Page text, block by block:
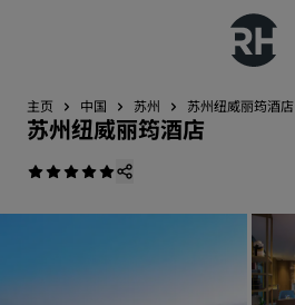
主页 中国 苏州 苏州纽威丽筠酒店
苏州纽威丽筠酒店